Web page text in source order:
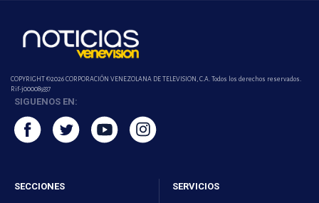
COPYRIGHT ©2026 CORPORACIÓN VENEZOLANA DE TELEVISION, C.A. Todos los derechos reservados.
Rif-j000089337
SIGUENOS EN:
SECCIONES SERVICIOS